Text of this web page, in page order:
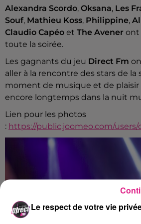
Alexandra Scordo, Oksana, Les
Souf, Mathieu Koss, Philippine,
Claudio Capéo et The Avener ont
toute la soirée.
Les gagnants du jeu Direct Fm
aller à la rencontre des stars de la
moment de musique et de plaisir
encore longtemps dans la nuit
Lien pour les photos
: https://public.joomeo.com/
Le respect de votre vie